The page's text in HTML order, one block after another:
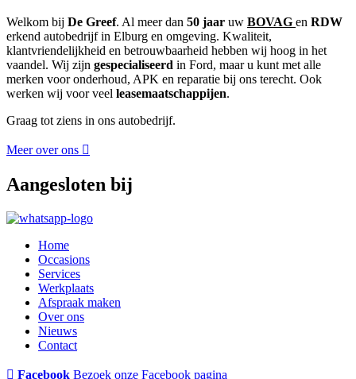
Welkom bij De Greef. Al meer dan 5 0 jaar uw BOVAG en RDW
erkend autobedrijf in Elburg en omgeving. Kwaliteit,
klantvriendelijkheid en betrouwbaarheid hebben wij hoog in het
vaandel. Wij zijn gespecialiseerd in Ford, maar u kunt met alle
merken voor onderhoud, APK en reparatie bij ons terecht. Ook
werken wij voor veel leasemaatschappijen.
Graag tot ziens in ons autobedrijf.
Meer over ons
Aangesloten bij
Home
Occasions
Services
Werkplaats
Afspraak maken
Over ons
Nieuws
Contact
Facebook Bezoek onze Facebook pagina